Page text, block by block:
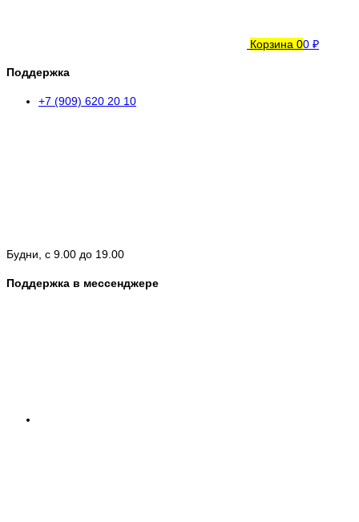
Корзина 00 ₽
Поддержка
+7 (909) 620 20 10
Будни, с 9.00 до 19.00
Поддержка в мессенджере